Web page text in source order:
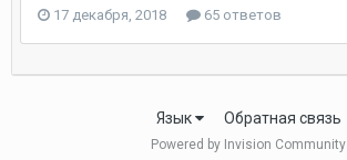
17 декабря, 2018 65 ответов
Язык Обратная связь
Powered by Invision Community